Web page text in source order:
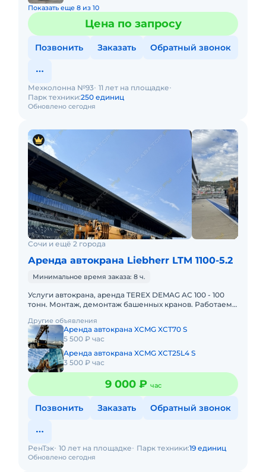
Показать еще 8 из 10
Цена по запросу
Позвонить Заказать Обратный звонок
Обновлено сегодня
Мехколонна №93 11 лет на площадке
Парк техники:250 единиц
Сочи и ещё 2 города
Аренда автокрана Liebherr LTM 1100-5.2
Минимальное время заказа: 8 ч.
Услуги автокрана, аренда TEREX DEMAG AC 100 - 100
тонн. Монтаж, демонтаж башенных кранов. Работаем
безналичный
Другие объявления
Аренда автокрана XCMG XCT70 S
5 500 ₽ час
Аренда автокрана XCMG XCT25L4 S
3 500 ₽ час
9 000 ₽ час
Позвонить Заказать Обратный звонок
Обновлено сегодня
РенТэк 10 лет на площадке Парк техники:19 единиц